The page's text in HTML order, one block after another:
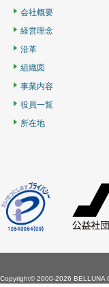
会社概要
経営理念
沿革
組織図
事業内容
役員一覧
所在地
Copyright©2000-2026 BELLUNA